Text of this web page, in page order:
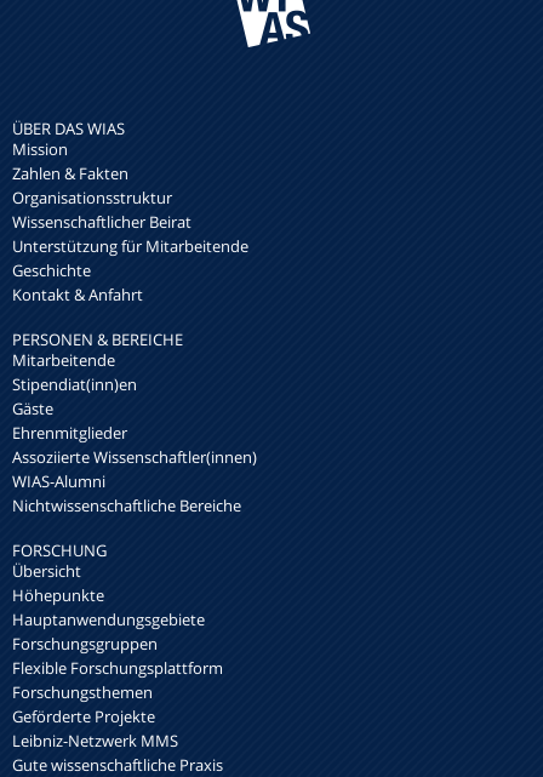
ÜBER DAS WIAS
Mission
Zahlen & Fakten
Organisationsstruktur
Wissenschaftlicher Beirat
Unterstützung für Mitarbeitende
Geschichte
Kontakt & Anfahrt
PERSONEN & BEREICHE
Mitarbeitende
Stipendiat(inn)en
Gäste
Ehrenmitglieder
Assoziierte Wissenschaftler(innen)
WIAS-Alumni
Nichtwissenschaftliche Bereiche
FORSCHUNG
Übersicht
Höhepunkte
Hauptanwendungsgebiete
Forschungsgruppen
Flexible Forschungsplattform
Forschungsthemen
Geförderte Projekte
Leibniz-Netzwerk MMS
Gute wissenschaftliche Praxis